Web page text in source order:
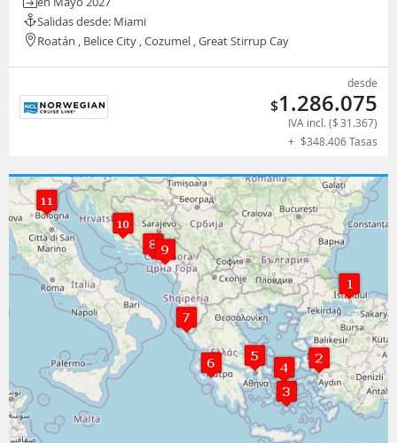
Salidas desde: Miami
Roatán , Belice City , Cozumel , Great Stirrup Cay
desde
$1.286.075
IVA incl. ($31.367)
+ $348.406Tasas